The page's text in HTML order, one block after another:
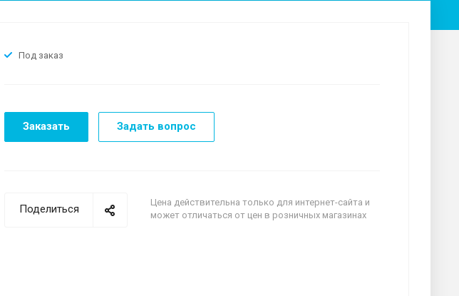
Под заказ
Заказать Задать вопрос
Поделиться
Цена действительна только для интернет-сайта и
может отличаться от цен в розничных магазинах